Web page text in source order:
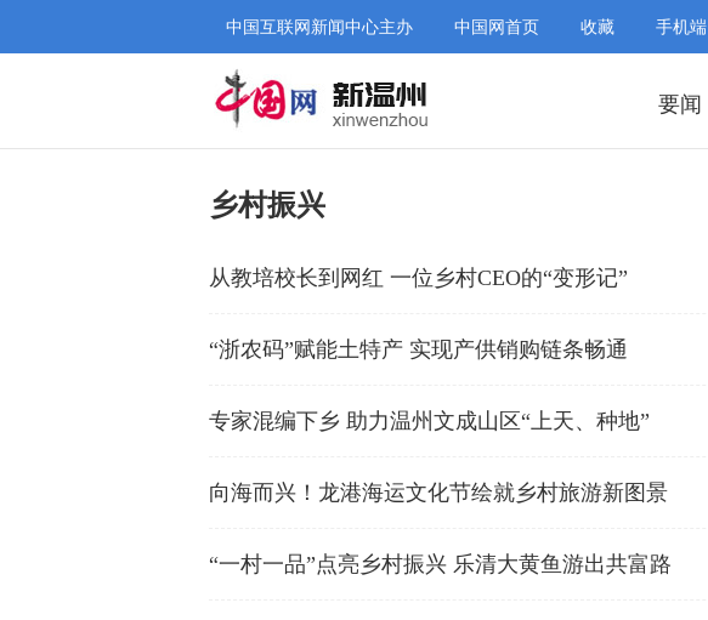
中国互联网新闻中心主办 中国网首页 收藏 手机端
要闻
乡村振兴
从教培校长到网红 一位乡村CEO的“变形记”
“浙农码”赋能土特产 实现产供销购链条畅通
专家混编下乡 助力温州文成山区“上天、种地”
向海而兴！龙港海运文化节绘就乡村旅游新图景
“一村一品”点亮乡村振兴 乐清大黄鱼游出共富路